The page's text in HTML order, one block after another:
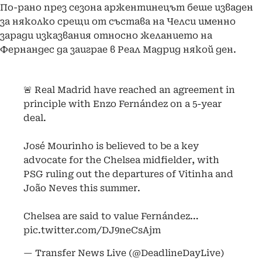
По-рано през сезона аржентинецът беше изваден
за няколко срещи от състава на Челси именно
заради изказвания относно желанието на
Фернандес да заиграе в Реал Мадрид някой ден.
🚨 Real Madrid have reached an agreement in
principle with Enzo Fernández on a 5-year
deal.
José Mourinho is believed to be a key
advocate for the Chelsea midfielder, with
PSG ruling out the departures of Vitinha and
João Neves this summer.
Chelsea are said to value Fernández…
pic.twitter.com/DJ9neCsAjm
— Transfer News Live (@DeadlineDayLive)